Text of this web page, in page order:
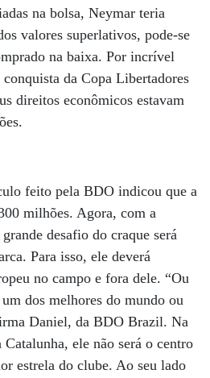
na bolsa, Neymar teria
valores superlativos, pode-se
na baixa. Por incrível
da Copa Libertadores
direitos econômicos estavam
feito pela BDO indicou que a
milhões. Agora, com a
desafio do craque será
Para isso, ele deverá
no campo e fora dele. “Ou
dos melhores do mundo ou
Daniel, da BDO Brazil. Na
ele não será o centro
estrela do clube. Ao seu lado